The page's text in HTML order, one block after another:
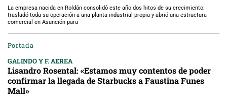
La empresa nacida en Roldán consolidó este año dos hitos de su crecimiento:
trasladó toda su operación a una planta industrial propia y abrió una estructura
comercial en Asunción para
Portada
GALINDO Y F. AEREA
Lisandro Rosental: «Estamos muy contentos de poder
confirmar la llegada de Starbucks a Faustina Funes
Mall»